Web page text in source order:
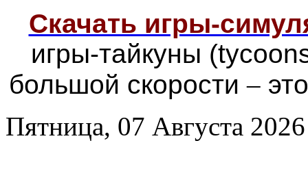
Скачать игры-
игры-тайкуны
большой скорости–
Пятница, 07 Августа 2026